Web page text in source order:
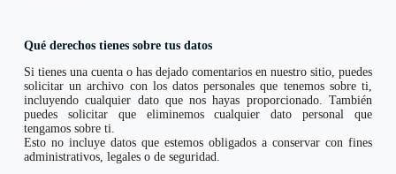
Qué derechos tienes sobre tus datos
Si tienes una cuenta o has dejado comentarios en nuestro sitio, puedes
solicitar un archivo con los datos personales que tenemos sobre ti,
incluyendo cualquier dato que nos hayas proporcionado. También
puedes solicitar que eliminemos cualquier dato personal que
tengamos sobre ti.
Esto no incluye datos que estemos obligados a conservar con fines
administrativos, legales o de seguridad.